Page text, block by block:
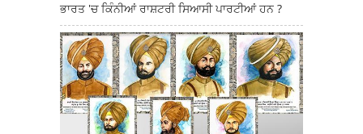
ਭਾਰਤ 'ਚ ਕਿੰਨੀਆਂ ਰਾਸ਼ਟਰੀ ਸਿਆਸੀ ਪਾਰਟੀਆਂ ਹਨ ?